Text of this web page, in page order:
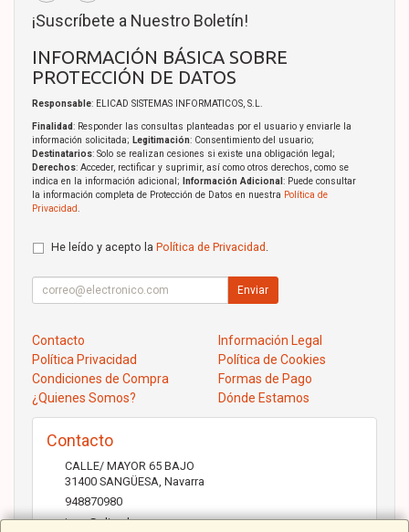
¡Suscríbete a Nuestro Boletín!
INFORMACIÓN BÁSICA SOBRE
PROTECCIÓN DE DATOS
Responsable: ELICAD SISTEMAS INFORMATICOS, S.L.
Finalidad: Responder las consultas planteadas por el usuario y enviarle la
información solicitada; Legitimación: Consentimiento del usuario;
Destinatarios: Solo se realizan cesiones si existe una obligación legal;
Derechos: Acceder, rectificar y suprimir, así como otros derechos, como se
indica en la información adicional;
Información Adicional : Puede consultar
la información completa de Protección de Datos en nuestra Política de
Privacidad
He leído y acepto la Política de Privacidad
Enviar
Contacto
Información Legal
Política Privacidad
Política de Cookies
Condiciones de Compra
Formas de Pago
¿Quienes Somos?
Dónde Estamos
Contacto
CALLE/ MAYOR 65 BAJO
31400 SANGÜESA Navarra
948870980
jose@elicad.com